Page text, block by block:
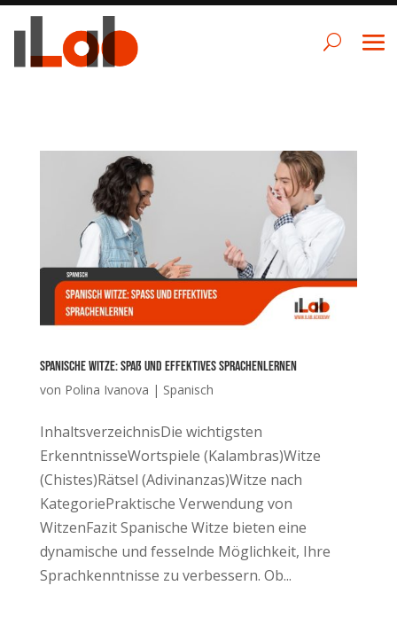
Spanische Witze: Spaß und effektives Sprachenlernen
von Polina Ivanova | Spanisch
InhaltsverzeichnisDie wichtigsten
ErkenntnisseWortspiele (Kalambras)Witze
(Chistes)Rätsel (Adivinanzas)Witze nach
KategoriePraktische Verwendung von
WitzenFazit Spanische Witze bieten eine
dynamische und fesselnde Möglichkeit, Ihre
Sprachkenntnisse zu verbessern. Ob...